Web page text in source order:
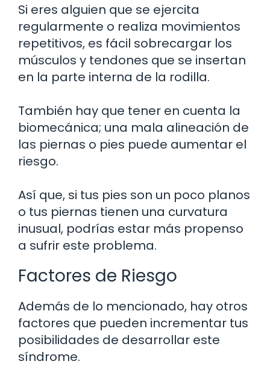
Si eres alguien que se ejercita
regularmente o realiza movimientos
repetitivos, es fácil sobrecargar los
músculos y tendones que se insertan
en la parte interna de la rodilla.
También hay que tener en cuenta la
biomecánica; una mala alineación de
las piernas o pies puede aumentar el
riesgo.
Así que, si tus pies son un poco planos
o tus piernas tienen una curvatura
inusual, podrías estar más propenso
a sufrir este problema.
Factores de Riesgo
Además de lo mencionado, hay otros
factores que pueden incrementar tus
posibilidades de desarrollar este
síndrome.